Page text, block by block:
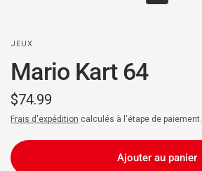
JEUX
Mario Kart 64
$74.99
Frais d'expédition calculés à l'étape de paiement.
Ajouter au panier